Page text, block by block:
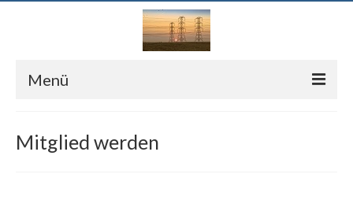
Menü
Über uns
Mitglied werden